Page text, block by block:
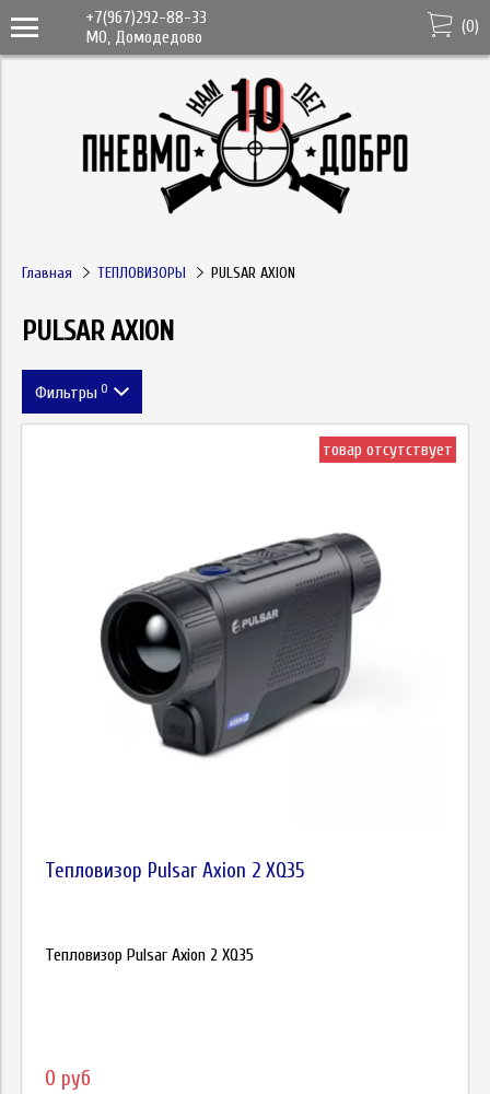
+7(967)292-88-33
МО, Домодедово
(0)
Главная ТЕПЛОВИЗОРЫ PULSAR AXION
PULSAR AXION
Фильтры 0
товар отсутствует
Тепловизор Pulsar Axion 2 XQ35
Тепловизор Pulsar Axion 2 XQ35
0 руб